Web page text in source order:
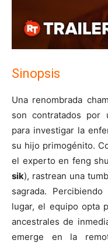
Sinopsis
Una renombrada
son contratados por
para investigar la
su hijo primogénito.
el experto en feng
sik), rastrean una
sagrada.
lugar, el equipo opta
ancestrales de
emerge en la